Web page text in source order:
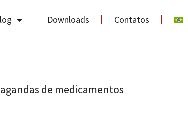
Downloads Contatos
de medicamentos